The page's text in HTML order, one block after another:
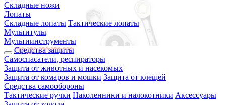
Складные ножи
Лопаты
Складные лопаты Тактические лопаты
Мультитулы
Мультиинструменты
Средства защиты
Самоспасатели, респираторы
Защита от животных и насекомых
Защита от комаров и мошки Защита от клещей
Средства самообороны
Тактические ручки Наколенники и налокотники Аксессуары